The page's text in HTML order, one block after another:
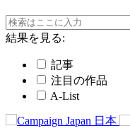
結果を見る:
記事
注目の作品
A-List